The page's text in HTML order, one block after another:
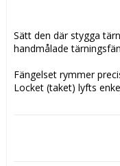
Sätt den där stygga
handmålade
Fängelset rymmer
Locket (taket) lyfts
detaljerna. Fängelset